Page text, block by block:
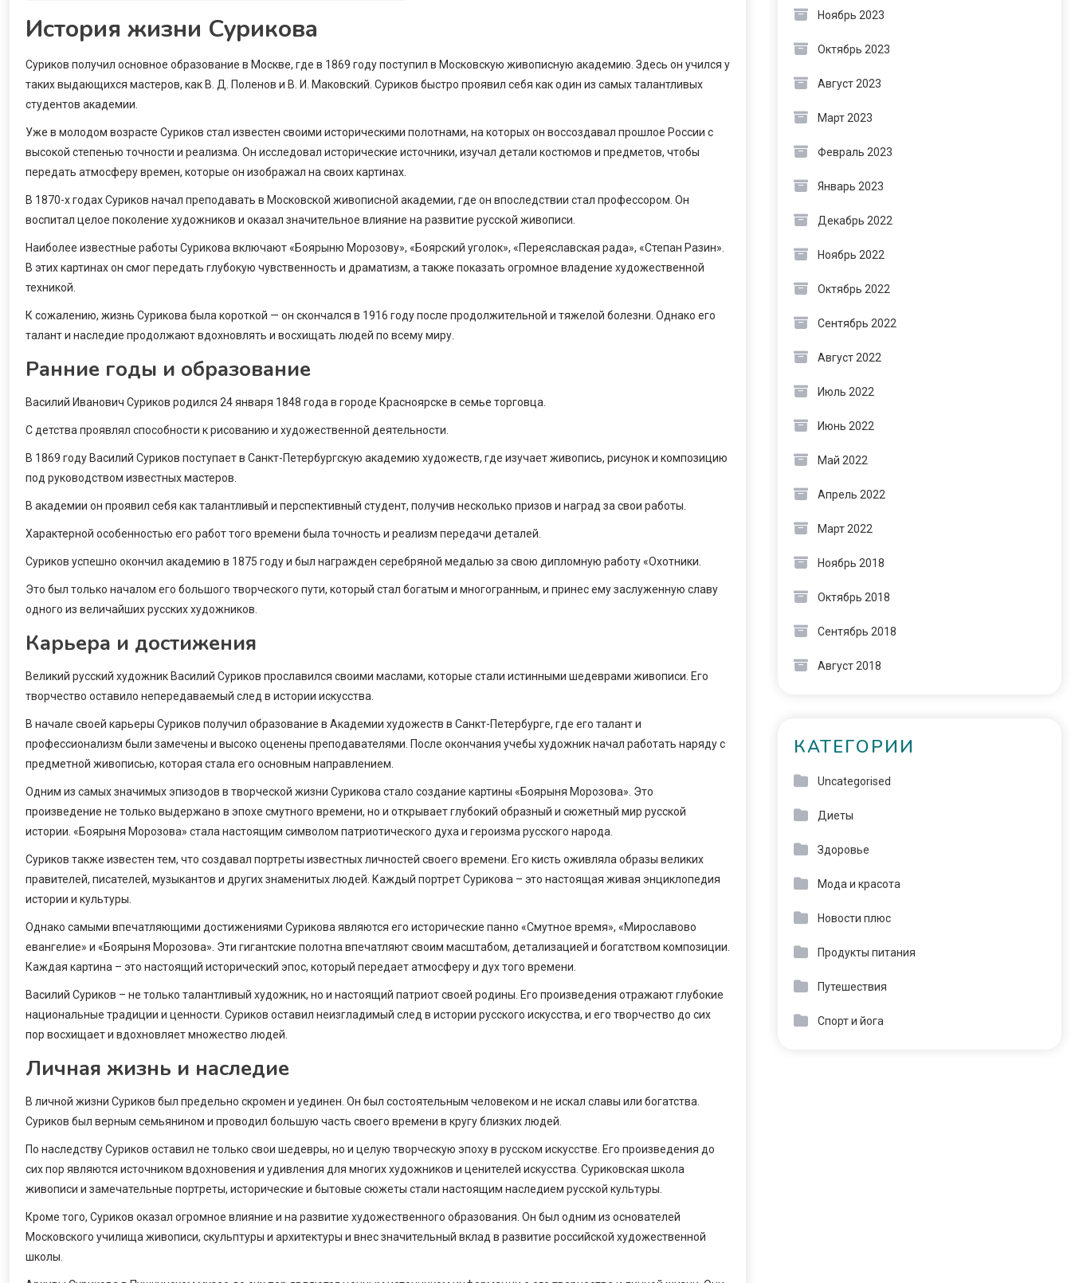
История жизни Сурикова
Суриков получил основное образование в Москве, где в 1869 году поступил в Московскую живописную академию. Здесь он учился у
таких выдающихся мастеров, как В. Д. Поленов и В. И. Маковский. Суриков быстро проявил себя как один из самых талантливых
студентов академии.
Уже в молодом возрасте Суриков стал известен своими историческими полотнами, на которых он воссоздавал прошлое России с
высокой степенью точности и реализма. Он исследовал исторические источники, изучал детали костюмов и предметов, чтобы
передать атмосферу времен, которые он изображал на своих картинах.
В 1870-х годах Суриков начал преподавать в Московской живописной академии, где он впоследствии стал профессором. Он
воспитал целое поколение художников и оказал значительное влияние на развитие русской живописи.
Наиболее известные работы Сурикова включают «Боярыню Морозову», «Боярский уголок», «Переяславская рада», «Степан Разин».
В этих картинах он смог передать глубокую чувственность и драматизм, а также показать огромное владение художественной
техникой.
К сожалению, жизнь Сурикова была короткой — он скончался в 1916 году после продолжительной и тяжелой болезни. Однако его
талант и наследие продолжают вдохновлять и восхищать людей по всему миру.
Ранние годы и образование
Василий Иванович Суриков родился 24 января 1848 года в городе Красноярске в семье торговца.
С детства проявлял способности к рисованию и художественной деятельности.
В 1869 году Василий Суриков поступает в Санкт-Петербургскую академию художеств, где изучает живопись, рисунок и композицию
под руководством известных мастеров.
В академии он проявил себя как талантливый и перспективный студент, получив несколько призов и наград за свои работы.
Характерной особенностью его работ того времени была точность и реализм передачи деталей.
Суриков успешно окончил академию в 1875 году и был награжден серебряной медалью за свою дипломную работу «Охотники.
Это был только началом его большого творческого пути, который стал богатым и многогранным, и принес ему заслуженную славу
одного из величайших русских художников.
Карьера и достижения
Великий русский художник Василий Суриков прославился своими маслами, которые стали истинными шедеврами живописи. Его
творчество оставило непередаваемый след в истории искусства.
В начале своей карьеры Суриков получил образование в Академии художеств в Санкт-Петербурге, где его талант и
профессионализм были замечены и высоко оценены преподавателями. После окончания учебы художник начал работать наряду с
предметной живописью, которая стала его основным направлением.
Одним из самых значимых эпизодов в творческой жизни Сурикова стало создание картины «Боярыня Морозова». Это
произведение не только выдержано в эпохе смутного времени, но и открывает глубокий образный и сюжетный мир русской
истории. «Боярыня Морозова» стала настоящим символом патриотического духа и героизма русского народа.
Суриков также известен тем, что создавал портреты известных личностей своего времени. Его кисть оживляла образы великих
правителей, писателей, музыкантов и других знаменитых людей. Каждый портрет Сурикова – это настоящая живая энциклопедия
истории и культуры.
Однако самыми впечатляющими достижениями Сурикова являются его исторические панно «Смутное время», «Мирославово
евангелие» и «Боярыня Морозова». Эти гигантские полотна впечатляют своим масштабом, детализацией и богатством композиции.
Каждая картина – это настоящий исторический эпос, который передает атмосферу и дух того времени.
Василий Суриков – не только талантливый художник, но и настоящий патриот своей родины. Его произведения отражают глубокие
национальные традиции и ценности. Суриков оставил неизгладимый след в истории русского искусства, и его творчество до сих
пор восхищает и вдохновляет множество людей.
Личная жизнь и наследие
В личной жизни Суриков был предельно скромен и уединен. Он был состоятельным человеком и не искал славы или богатства.
Суриков был верным семьянином и проводил большую часть своего времени в кругу близких людей.
По наследству Суриков оставил не только свои шедевры, но и целую творческую эпоху в русском искусстве. Его произведения до
сих пор являются источником вдохновения и удивления для многих художников и ценителей искусства. Суриковская школа
живописи и замечательные портреты, исторические и бытовые сюжеты стали настоящим наследием русской культуры.
Кроме того, Суриков оказал огромное влияние и на развитие художественного образования. Он был одним из основателей
Московского училища живописи, скульптуры и архитектуры и внес значительный вклад в развитие российской художественной
школы.
Ноябрь 2023
Октябрь 2023
Август 2023
Март 2023
Февраль 2023
Январь 2023
Декабрь 2022
Ноябрь 2022
Октябрь 2022
Сентябрь 2022
Август 2022
Июль 2022
Июнь 2022
Май 2022
Апрель 2022
Март 2022
Ноябрь 2018
Октябрь 2018
Сентябрь 2018
Август 2018
КАТЕГОРИИ
Uncategorised
Диеты
Здоровье
Мода и красота
Новости плюс
Продукты питания
Путешествия
Спорт и йога